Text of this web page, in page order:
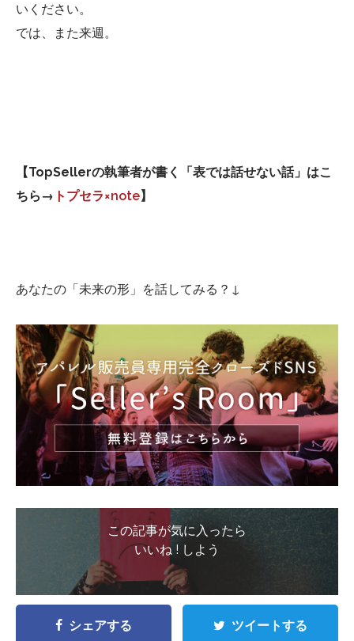
いください。
では、また来週。
【TopSellerの執筆者が書く「表では話せない話」はこ
ちら→ トプセラ×note】
あなたの「未来の形」を話してみる？↓
この記事が気に入ったら
いいね ! しよう
シェアする ツイートする